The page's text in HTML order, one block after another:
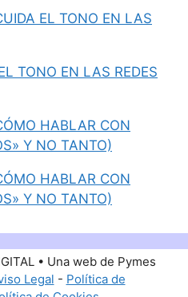
EL TONO EN LAS
TONO EN LAS REDES
HABLAR CON
Y NO TANTO)
HABLAR CON
Y NO TANTO)
• Una web de Pymes
Legal - Política de